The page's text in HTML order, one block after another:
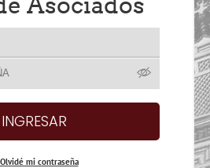
Olvidé mi contraseña